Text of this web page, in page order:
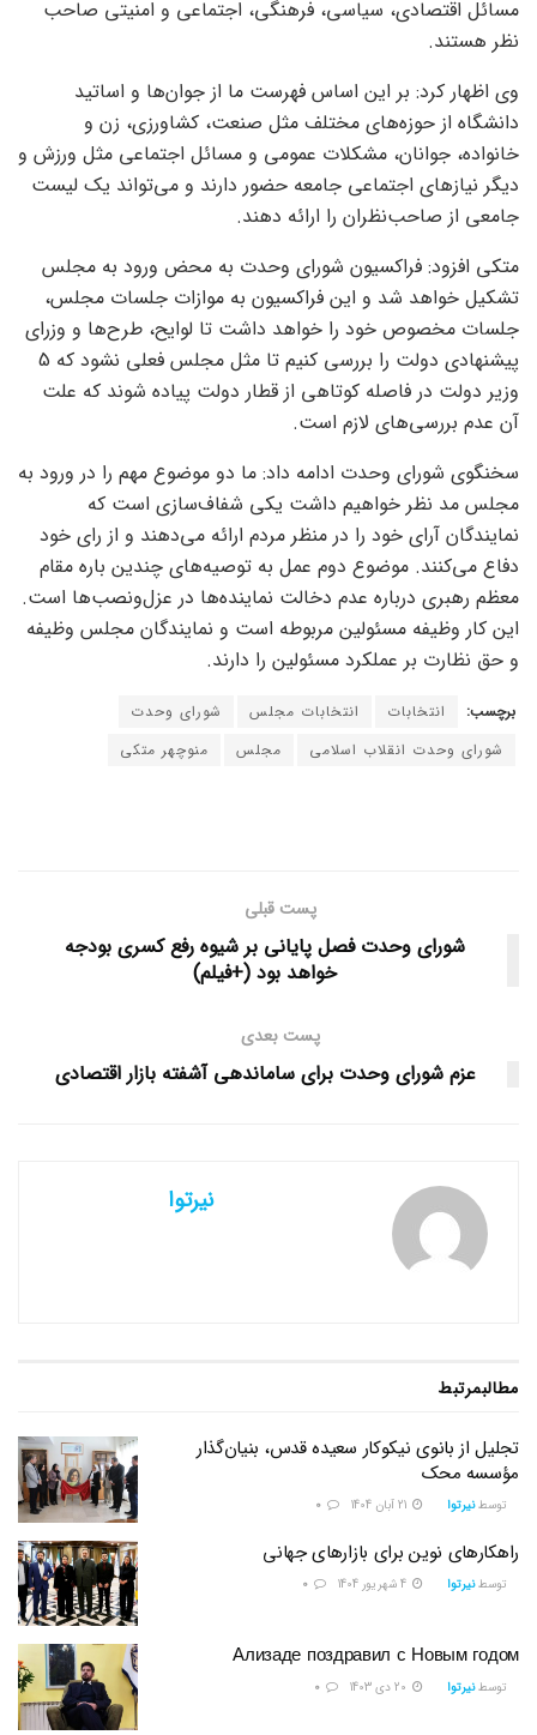
مسائل اقتصادی، سیاسی، فرهنگی، اجتماعی و امنیتی صاحب
نظر هستند.
وی اظهار کرد: بر این اساس فهرست ما از جوان‌ها و اساتید
دانشگاه از حوزه‌های مختلف مثل صنعت، کشاورزی، زن و
خانواده، جوانان، مشکلات عمومی و مسائل اجتماعی مثل ورزش و
دیگر نیاز‌های اجتماعی جامعه حضور دارند و می‌تواند یک لیست
جامعی از صاحب‌نظران را ارائه دهند.
متکی افزود: فراکسیون شورای وحدت به محض ورود به مجلس
تشکیل خواهد شد و این فراکسیون به موازات جلسات مجلس،
جلسات مخصوص خود را خواهد داشت تا لوایح، طرح‌ها و وزرای
پیشنهادی دولت را بررسی کنیم تا مثل مجلس فعلی نشود که 5
وزیر دولت در فاصله کوتاهی از قطار دولت پیاده شوند که علت
آن عدم بررسی‌های لازم است.
سخنگوی شورای وحدت ادامه داد: ما دو موضوع مهم را در ورود به
مجلس مد نظر خواهیم داشت یکی شفاف‌سازی است که
نمایندگان آرای خود را در منظر مردم ارائه می‌دهند و از رای خود
دفاع می‌کنند. موضوع دوم عمل به توصیه‌های چندین باره مقام
معظم رهبری درباره عدم دخالت نماینده‌ها در عزل‌و‌نصب‌ها است.
این کار وظیفه مسئولین مربوطه است و نمایندگان مجلس وظیفه
و حق نظارت بر عملکرد مسئولین را دارند.
برچسب: انتخابات انتخابات مجلس
شورای وحدت
شورای وحدت انقلاب اسلامی
مجلس منوچهر متکی
پست قبلی
شورای وحدت فصل پایانی بر شیوه رفع کسری بودجه
خواهد بود (+فیلم)
پست بعدی
عزم شورای وحدت برای ساماندهی آشفته بازار اقتصادی
نیرتوا
مطالبمرتبط
تجلیل از بانوی نیکوکار سعیده قدس، بنیان‌گذار
مؤسسه محک
توسط نیرتوا
راهکارهای نوین برای بازارهای جهانی
توسط نیرتوا
Ализаде поздравил с Новым годом
توسط نیرتوا